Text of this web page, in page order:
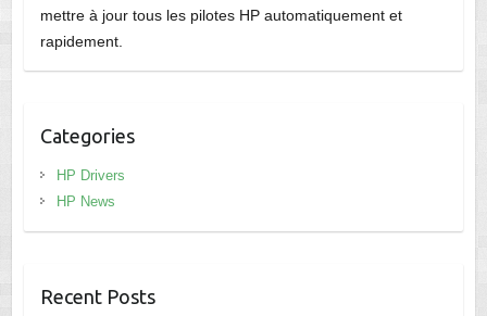
mettre à jour tous les pilotes HP automatiquement et
rapidement.
Categories
HP Drivers
HP News
Recent Posts